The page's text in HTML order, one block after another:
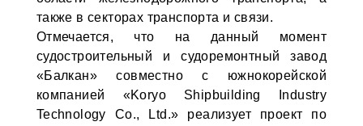
также в секторах транспорта и связи.
Отмечается, что на данный момент
судостроительный и судоремонтный завод
«Балкан» совместно с южнокорейской
компанией «Koryo Shipbuilding Industry
Technology Co., Ltd.» реализует проект по